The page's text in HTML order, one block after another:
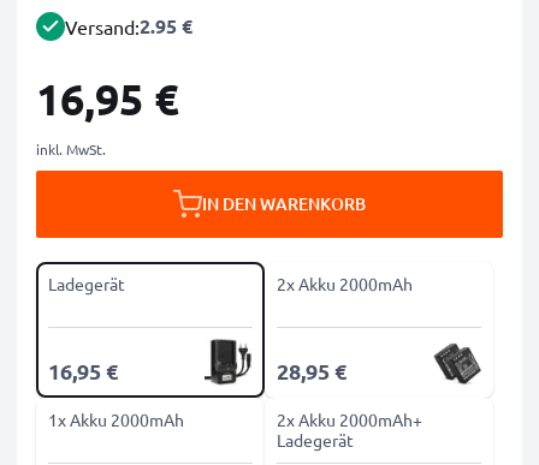
Versand:2.95 €
16,95 €
inkl. MwSt.
IN DEN WARENKORB
Ladegerät
16,95 €
2x Akku 2000mAh
28,95 €
1x Akku 2000mAh
2x Akku 2000mAh+
Ladegerät